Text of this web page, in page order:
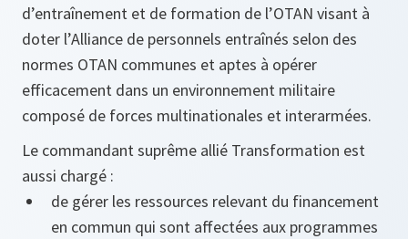
d’entraînement et de formation de l’OTAN visant à
doter l’Alliance de personnels entraînés selon des
normes OTAN communes et aptes à opérer
efficacement dans un environnement militaire
composé de forces multinationales et interarmées.
Le commandant suprême allié Transformation est
aussi chargé :
de gérer les ressources relevant du financement
en commun qui sont affectées aux programmes